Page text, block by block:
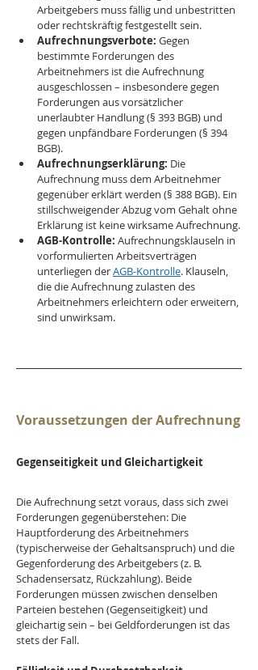
Arbeitgebers muss fällig und unbestritten
oder rechtskräftig festgestellt sein.
Aufrechnungsverbote: Gegen
bestimmte Forderungen des
Arbeitnehmers ist die Aufrechnung
ausgeschlossen – insbesondere gegen
Forderungen aus vorsätzlicher
unerlaubter Handlung (§ 393 BGB) und
gegen unpfändbare Forderungen (§ 394
BGB).
Aufrechnungserklärung: Die
Aufrechnung muss dem Arbeitnehmer
gegenüber erklärt werden (§ 388 BGB). Ein
stillschweigender Abzug vom Gehalt ohne
Erklärung ist keine wirksame Aufrechnung.
AGB-Kontrolle: Aufrechnungsklauseln in
vorformulierten Arbeitsverträgen
unterliegen der AGB-Kontrolle. Klauseln,
die die Aufrechnung zulasten des
Arbeitnehmers erleichtern oder erweitern,
sind unwirksam.
Voraussetzungen der Aufrechnung
Gegenseitigkeit und Gleichartigkeit
Die Aufrechnung setzt voraus, dass sich zwei
Forderungen gegenüberstehen: Die
Hauptforderung des Arbeitnehmers
(typischerweise der Gehaltsanspruch) und die
Gegenforderung des Arbeitgebers (z. B.
Schadensersatz, Rückzahlung). Beide
Forderungen müssen zwischen denselben
Parteien bestehen (Gegenseitigkeit) und
gleichartig sein – bei Geldforderungen ist das
stets der Fall.